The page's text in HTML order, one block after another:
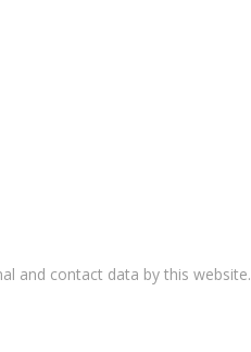
and contact data by this website.